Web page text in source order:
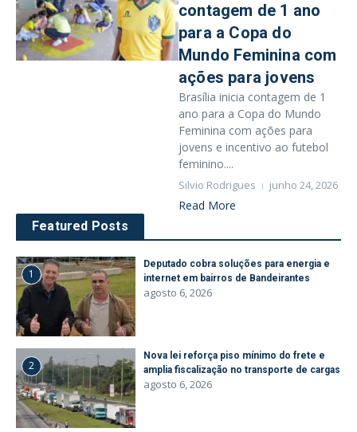
contagem de 1 ano
para a Copa do
Mundo Feminina com
ações para jovens
Brasília inicia contagem de 1
ano para a Copa do Mundo
Feminina com ações para
jovens e incentivo ao futebol
feminino....
Silvio Rodrigues junho 24, 2026
Read More
Featured Posts
1
Deputado cobra soluções para energia e
internet em bairros de Bandeirantes
agosto 6, 2026
2
Nova lei reforça piso mínimo do frete e
amplia fiscalização no transporte de cargas
agosto 6, 2026